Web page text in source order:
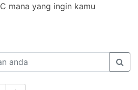
mana yang ingin kamu